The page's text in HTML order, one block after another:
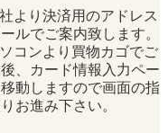
より決済用のアドレス
ルでご案内致します。
コンより買物カゴでご
、カード情報入力ペー
動しますので画面の指
お進み下さい。